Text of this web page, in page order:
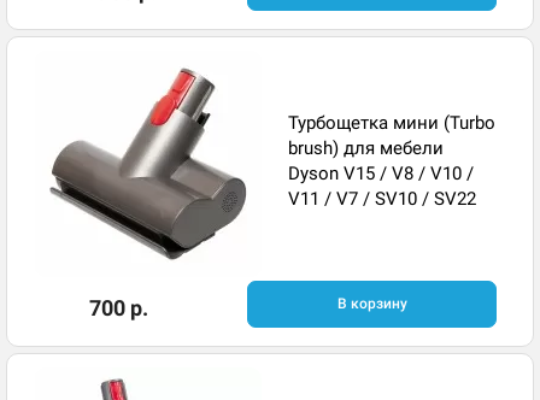
Турбощетка мини (Turbo
brush) для мебели
Dyson V15 / V8 / V10 /
V11 / V7 / SV10 / SV22
700 р. В корзину